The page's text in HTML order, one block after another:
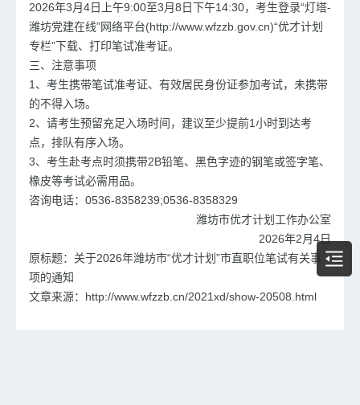
2026年3月4日上午9:00至3月8日下午14:30，考生登录“灯塔-
潍坊党建在线”网络平台(http://www.wfzzb.gov.cn)“优才计划
专栏”下载、打印笔试准考证。
三、注意事项
1、考生携带笔试准考证、有效居民身份证参加考试，未携带
的不得入场。
2、请考生预留充足入场时间，建议至少提前1小时到达考
点，排队有序入场。
3、考生赴考点时须携带2B铅笔、黑色字迹的钢笔或签字笔、
橡皮等考试必需用品。
咨询电话：0536-8358239;0536-8358329
潍坊市优才计划工作办公室
2026年2月4日
原标题：关于2026年潍坊市“优才计划”市直职位笔试有关事
项的通知
文章来源：http://www.wfzzb.cn/2021xd/show-20508.html